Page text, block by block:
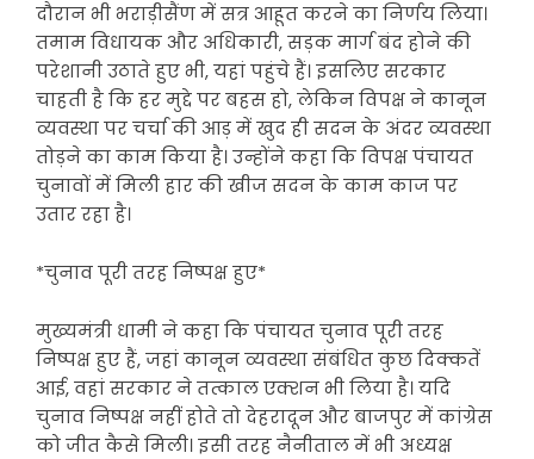
दौरान भी भराड़ीसैंण में सत्र आहूत करने का निर्णय लिया।
तमाम विधायक और अधिकारी, सड़क मार्ग बंद होने की
परेशानी उठाते हुए भी, यहां पहुंचे हैं। इसलिए सरकार
चाहती है कि हर मुद्दे पर बहस हो, लेकिन विपक्ष ने कानून
व्यवस्था पर चर्चा की आड़ में खुद ही सदन के अंदर व्यवस्था
तोड़ने का काम किया है। उन्होंने कहा कि विपक्ष पंचायत
चुनावों में मिली हार की खीज सदन के काम काज पर
उतार रहा है।
*चुनाव पूरी तरह निष्पक्ष हुए*
मुख्यमंत्री धामी ने कहा कि पंचायत चुनाव पूरी तरह
निष्पक्ष हुए हैं, जहां कानून व्यवस्था संबंधित कुछ दिक्कतें
आई, वहां सरकार ने तत्काल एक्शन भी लिया है। यदि
चुनाव निष्पक्ष नहीं होते तो देहरादून और बाजपुर में कांग्रेस
को जीत कैसे मिली। इसी तरह नैनीताल में भी अध्यक्ष